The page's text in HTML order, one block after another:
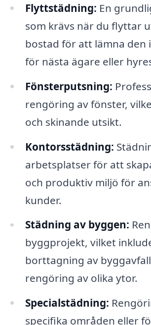
Flyttstädning: En
som krävs när du flyttar
bostad för att lämna den
för nästa ägare eller
Fönsterputsning:
rengöring av fönster,
och skinande utsikt.
Kontorsstädning:
arbetsplatser för att
och produktiv miljö för
kunder.
Städning av byggen:
byggprojekt, vilket
borttagning av
rengöring av olika ytor.
Specialstädning:
specifika områden eller